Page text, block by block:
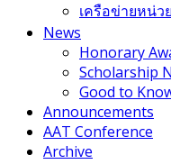
เครือข่ายหน่ว
News
Honorary
Scholarship
Good to
Announcements
AAT Conference
Archive